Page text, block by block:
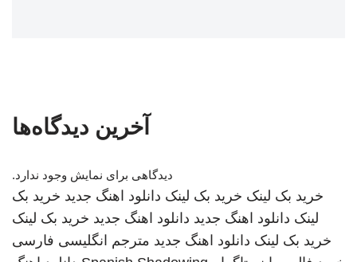
آخرین دیدگاه‌ها
دیدگاهی برای نمایش وجود ندارد.
خرید بک لینک خرید بک لینک دانلود اهنگ جدید خرید بک
لینک دانلود اهنگ جدید دانلود اهنگ جدید خرید بک لینک
خرید بک لینک دانلود اهنگ جدید مترجم انگلیسی فارسی